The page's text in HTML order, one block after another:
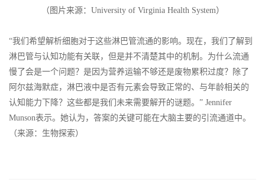
（图片来源：University of Virginia Health System）
“我们希望解析细胞对于这些淋巴管流通的影响。现在，我们了解到
淋巴管与认知功能有关联，但是并不清楚其中的机制。为什么流通
慢了会是一个问题？是因为营养运输不够还是废物累积过度？除了
阿尔兹海默症，淋巴液中是否有元素会导致正常的、与年龄相关的
认知能力下降？这些都是我们未来需要解开的谜题。” Jennifer
Munson表示。她认为，答案的关键可能在大脑主要的引流通道中。
（来源：生物探索）